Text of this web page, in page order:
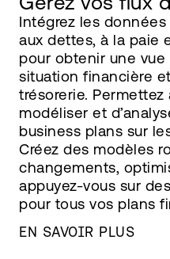
Intégrez les
aux dettes, à la paie
pour obtenir une
situation financière
trésorerie. Permettez
modéliser et
business plans sur
Créez des modèles
changements,
appuyez-vous sur
pour tous vos plans
EN SAVOIR PLUS